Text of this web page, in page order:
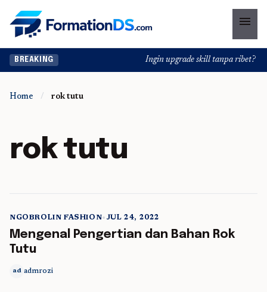
menu
BREAKING Ingin upgrade skill tanpa ribet?
Home / rok tutu
rok tutu
5 min read
NGOBROLIN FASHION• JUL 24, 2022
Mengenal Pengertian dan Bahan Rok
Tutu
ad admrozi